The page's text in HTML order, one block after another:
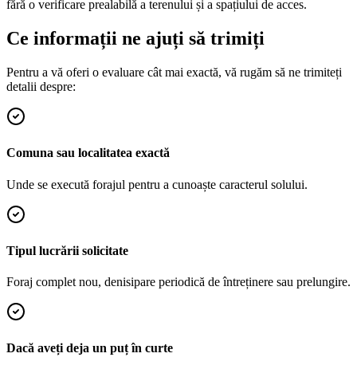
fără o verificare prealabilă a terenului și a spațiului de acces.
Ce informații ne ajuți să trimiți
Pentru a vă oferi o evaluare cât mai exactă, vă rugăm să ne trimiteți
detalii despre:
Comuna sau localitatea exactă
Unde se execută forajul pentru a cunoaște caracterul solului.
Tipul lucrării solicitate
Foraj complet nou, denisipare periodică de întreținere sau prelungire.
Dacă aveți deja un puț în curte